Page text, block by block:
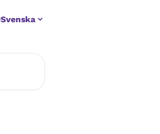
Svenska